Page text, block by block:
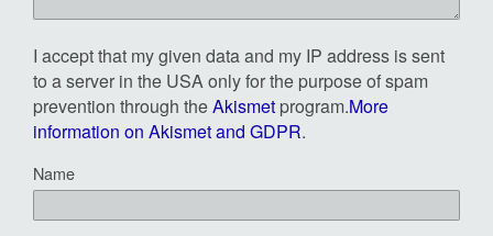
I accept that my given data and my IP address is sent
to a server in the USA only for the purpose of spam
prevention through theAkismet program.More
information on Akismet and GDPR.
Name